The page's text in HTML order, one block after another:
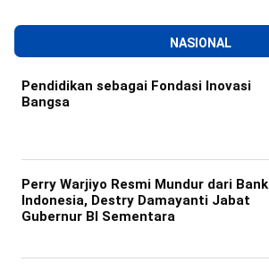
NASIONAL
Pendidikan sebagai Fondasi Inovasi
Bangsa
Perry Warjiyo Resmi Mundur dari Bank
Indonesia, Destry Damayanti Jabat
Gubernur BI Sementara